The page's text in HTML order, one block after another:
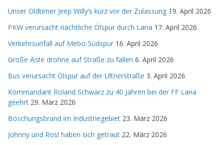
Unser Oldtimer Jeep Willy’s kurz vor der Zulassung 19. April 2026
PKW verursacht nächtliche Ölspur durch Lana 17. April 2026
Verkehrsunfall auf Mebo-Südspur 16. April 2026
Große Äste drohne auf Straße zu fallen 6. April 2026
Bus verursacht Ölspur auf der Ultnerstraße 3. April 2026
Kommandant Roland Schwarz zu 40 Jahren bei der FF Lana
geehrt 29. März 2026
Böschungsbrand im Industriegebiet 23. März 2026
Johnny und Rosl haben sich getraut 22. März 2026